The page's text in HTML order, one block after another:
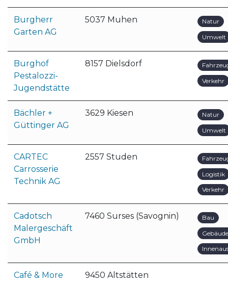
Burgherr
Garten AG
5037 Muhen Natur
Umwelt
Burghof
Pestalozzi-
Jugendstätte
8157 Dielsdorf
Verkehr
Bächler +
Güttinger AG
3629 Kiesen Natur
Umwelt
CARTEC
Carrosserie
Technik AG
2557 Studen
Logistik
Verkehr
Cadotsch
Malergeschäft
GmbH
7460 Surses (Savognin) Bau
Café & More 9450 Altstätten